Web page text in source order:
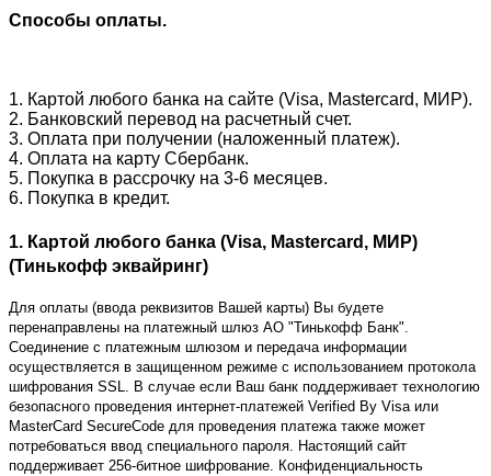
Способы оплаты.
1. Картой любого банка на сайте (Visa, Mastercard, МИР).
2. Банковский перевод на расчетный счет.
3. Оплата при получении (наложенный платеж).
4. Оплата на карту Сбербанк.
5. Покупка в рассрочку на 3-6 месяцев.
6. Покупка в кредит.
1. Картой любого банка (Visa, Mastercard, МИР)
(Тинькофф эквайринг)
Для оплаты (ввода реквизитов Вашей карты) Вы будете
перенаправлены на платежный шлюз АО "Тинькофф Банк".
Соединение с платежным шлюзом и передача информации
осуществляется в защищенном режиме с использованием протокола
шифрования SSL. В случае если Ваш банк поддерживает технологию
безопасного проведения интернет-платежей Verified By Visa или
MasterCard SecureCode для проведения платежа также может
потребоваться ввод специального пароля. Настоящий сайт
поддерживает 256-битное шифрование. Конфиденциальность